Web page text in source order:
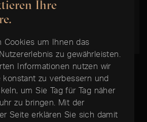
Geschichtsbüchern
ZEIT IST JETZT:
Ihre
Cookies um Ihnen das
zu gewährleisten.
Informationen nutzen wir
konstant zu verbessern und
um Sie Tag für Tag näher
zu bringen. Mit der
Seite erklären Sie sich damit